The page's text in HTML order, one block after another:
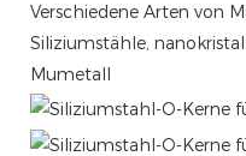
Verschiedene Arten von
Siliziumstähle,
Mumetall